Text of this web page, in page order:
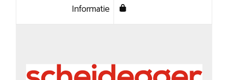
Informatie